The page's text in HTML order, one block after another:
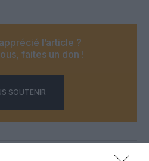
l’article ?
faites un don !
SOUTENIR